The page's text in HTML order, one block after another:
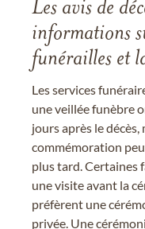
Les avis de
informations
funérailles et
Les services
une veillée funèbre
jours après le
commémoration
plus tard. Certaines
une visite avant la
préfèrent une
privée. Une